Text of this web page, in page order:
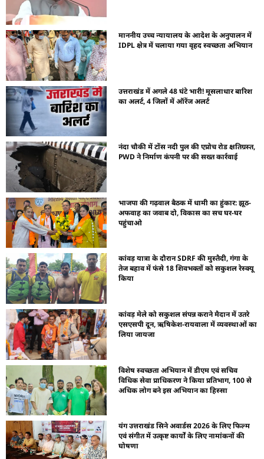
माननीय उच्च न्यायालय के आदेश के अनुपालन में
IDPL क्षेत्र में चलाया गया वृहद स्वच्छता अभियान
उत्तराखंड में अगले 48 घंटे भारी! मूसलाधार बारिश
का अलर्ट, 4 जिलों में ऑरेंज अलर्ट
नंदा चौकी में टोंस नदी पुल की एप्रोच रोड क्षतिग्रस्त,
PWD ने निर्माण कंपनी पर की सख्त कार्रवाई
भाजपा की गढ़वाल बैठक में धामी का हुंकार: झूठ-
अफवाह का जवाब दो, विकास का सच घर-घर
पहुंचाओ
कांवड़ यात्रा के दौरान SDRF की मुस्तैदी, गंगा के
तेज बहाव में फंसे 18 शिवभक्तों को सकुशल रेस्क्यू
किया
कांवड़ मेले को सकुशल संपन्न कराने मैदान में उतरे
एसएसपी दून, ऋषिकेश-रायवाला में व्यवस्थाओं का
लिया जायजा
विशेष स्वच्छता अभियान में डीएम एवं सचिव
विधिक सेवा प्राधिकरण ने किया प्रतिभाग, 100 से
अधिक लोग बने इस अभियान का हिस्सा
यंग उत्तराखंड सिने अवार्डस 2026 के लिए फिल्म
एवं संगीत में उत्कृष्ट कार्यों के लिए नामांकनों की
घोषणा